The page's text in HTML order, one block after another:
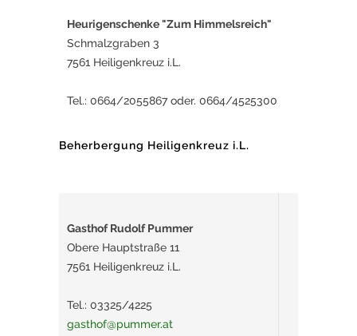
Heurigenschenke "Zum Himmelsreich"
Schmalzgraben 3
7561 Heiligenkreuz i.L.
Tel.: 0664/2055867 oder. 0664/4525300
Beherbergung Heiligenkreuz i.L.
Gasthof Rudolf Pummer
Obere Hauptstraße 11
7561 Heiligenkreuz i.L.
Tel.: 03325/4225
gasthof@pummer.at